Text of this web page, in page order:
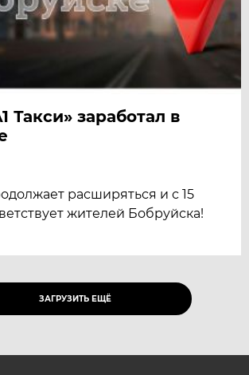
Такси» заработал в
расширяться и с 15
жителей Бобруйска!
ЗАГРУЗИТЬ ЕЩЁ